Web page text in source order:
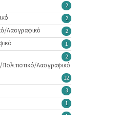
2
2
2
Λαογραφικό
1
2
Λαογραφικό
12
3
1